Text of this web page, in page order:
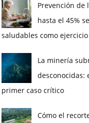
Prevención de
hasta el 45%
saludables como
La minería
desconocidas:
primer caso crítico
Cómo el